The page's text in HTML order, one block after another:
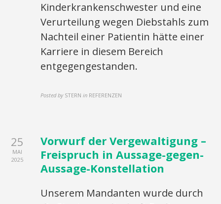
Kinderkrankenschwester und eine
Verurteilung wegen Diebstahls zum
Nachteil einer Patientin hätte einer
Karriere in diesem Bereich
entgegengestanden.
Posted by STERN in REFERENZEN
25
MAI
2025
Vorwurf der Vergewaltigung –
Freispruch in Aussage-gegen-
Aussage-Konstellation
Unserem Mandanten wurde durch